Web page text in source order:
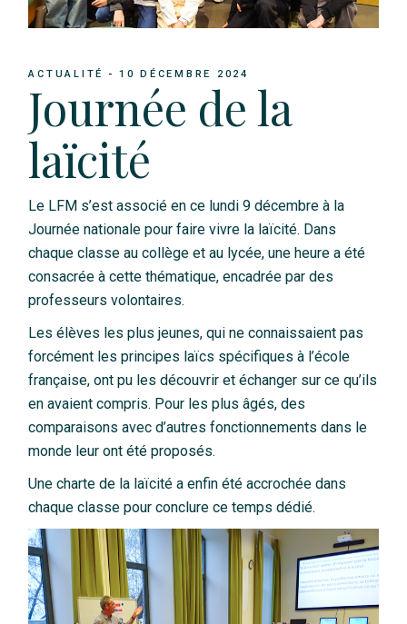
ACTUALITÉ 10 DÉCEMBRE 2024
Journée de la
laïcité
Le LFM s’est associé en ce lundi 9 décembre à la
Journée nationale pour faire vivre la laïcité. Dans
chaque classe au collège et au lycée, une heure a été
consacrée à cette thématique, encadrée par des
professeurs volontaires.
Les élèves les plus jeunes, qui ne connaissaient pas
forcément les principes laïcs spécifiques à l’école
française, ont pu les découvrir et échanger sur ce qu’ils
en avaient compris. Pour les plus âgés, des
comparaisons avec d’autres fonctionnements dans le
monde leur ont été proposés.
Une charte de la laïcité a enfin été accrochée dans
chaque classe pour conclure ce temps dédié.